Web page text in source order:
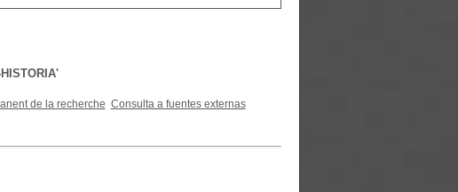
de la recherche Consulta a fuentes externas